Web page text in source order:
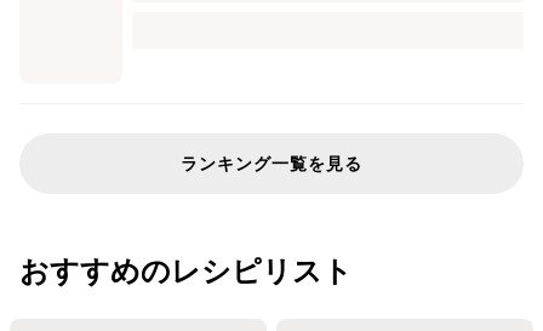
ランキング一覧を見る
おすすめのレシピリスト